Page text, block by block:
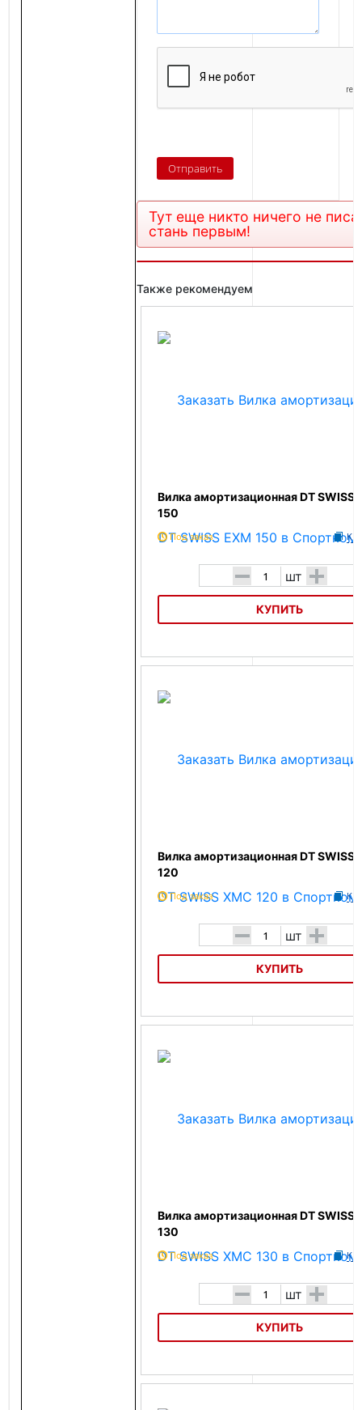
Тут еще никто ничего не
стань первым!
Также рекомендуем
Вилка амортизационная DT SWISS
150
Под заказ К
- шт +
КУПИТЬ
Вилка амортизационная DT SWISS EXM 150
Вилка амортизационная DT SWISS
120
Под заказ К
- шт +
КУПИТЬ
Вилка амортизационная DT SWISS XMC 120
Вилка амортизационная DT SWISS
130
Под заказ К
- шт +
КУПИТЬ
Вилка амортизационная DT SWISS XMC 130